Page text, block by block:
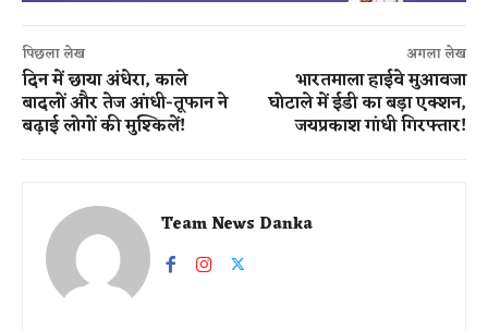
पिछला लेख
दिन में छाया अंधेरा, काले
बादलों और तेज आंधी-तूफान ने
बढ़ाई लोगों की मुश्किलें!
अगला लेख
भारतमाला हाईवे मुआवजा
घोटाले में ईडी का बड़ा एक्शन,
जयप्रकाश गांधी गिरफ्तार!
Team News Danka